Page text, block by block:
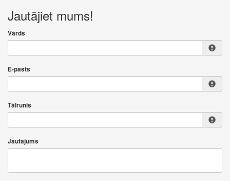
Jautājiet mums!
Vārds
E-pasts
Tālrunis
Jautājums